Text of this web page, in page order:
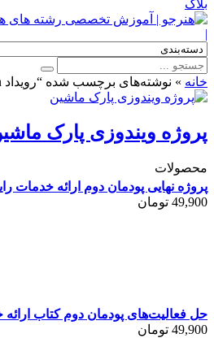
بلاگ
|
خانه » نوشته‌های برچسب شده “رویداد MouseDown”
پروژه ویندوزی پارک
محصولات
پروژه نهایی پودمان دوم ارائه خدمات
49,900 تومان
حل فعالیت‌های پودمان دوم کتاب ارائه
49,900 تومان